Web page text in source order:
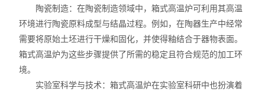
陶瓷制造：在陶瓷制造领域中，箱式高温炉可利用其高温
环境进行陶瓷原料成型与结晶过程。例如，在陶器生产中经常
需要将原始土坯进行干燥和固化，并使得釉结合于器物表面。
箱式高温炉为这些步骤提供了所需的稳定且符合规范的加工环
境。
实验室科学与技术：箱式高温炉在实验室科研中也扮演着